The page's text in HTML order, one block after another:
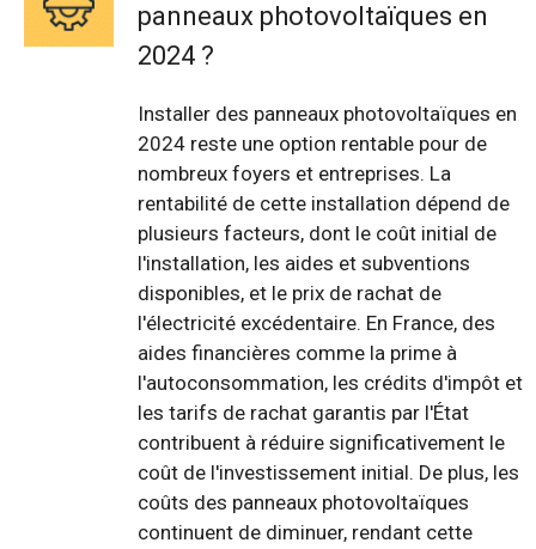
panneaux photovoltaïques en
2024 ?
Installer des panneaux photovoltaïques en
2024 reste une option rentable pour de
nombreux foyers et entreprises. La
rentabilité de cette installation dépend de
plusieurs facteurs, dont le coût initial de
l'installation, les aides et subventions
disponibles, et le prix de rachat de
l'électricité excédentaire. En France, des
aides financières comme la prime à
l'autoconsommation, les crédits d'impôt et
les tarifs de rachat garantis par l'État
contribuent à réduire significativement le
coût de l'investissement initial. De plus, les
coûts des panneaux photovoltaïques
continuent de diminuer, rendant cette